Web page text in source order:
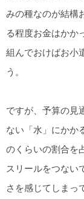
みの種なのが結構
る程度お金はかか
組んでおけばお小
う。
ですが、予算の見
ない「水」にかか
のくらいの割合を
スリールをつない
さを感じてしまっ